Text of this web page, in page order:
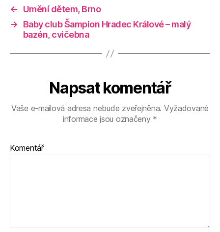
←
Umění dětem, Brno
→
Baby club Šampion Hradec Králové – malý
bazén, cvičebna
Napsat komentář
Vaše e-mailová adresa nebude zveřejněna. Vyžadované
informace jsou označeny *
Komentář